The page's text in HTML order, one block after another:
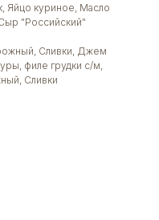
Яйцо куриное, Масло
"Российский"
Сливки, Джем
филе грудки с/м,
Сливки